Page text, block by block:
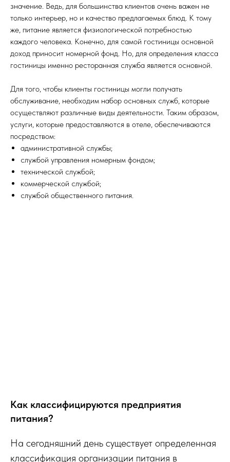
значение. Ведь, для большинства клиентов очень важен не
только интерьер, но и качество предлагаемых блюд. К тому
же, питание является физиологической потребностью
каждого человека. Конечно, для самой гостиницы основной
доход приносит номерной фонд. Но, для определения класса
гостиницы именно ресторанная служба является основной.
Для того, чтобы клиенты гостиницы могли получать
обслуживание, необходим набор основных служб, которые
осуществляют различные виды деятельности. Таким образом,
услуги, которые предоставляются в отеле, обеспечиваются
посредством:
административной службы;
службой управления номерным фондом;
технической службой;
коммерческой службой;
службой общественного питания.
Как классифицируются предприятия
питания?
На сегодняшний день существует определенная
классификация организации питания в